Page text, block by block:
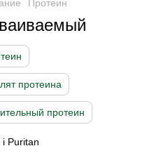
Протеин
протеина
протеин